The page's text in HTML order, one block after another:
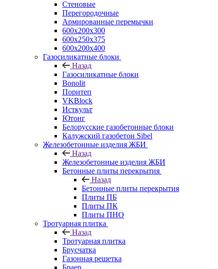
Стеновые
Перегородочные
Армированные перемычки
600х200х300
600х250х375
600х200х400
Газосиликатные блоки
Назад
Газосиликатные блоки
Bonolit
Поритеп
VKBlock
Исткульт
Ютонг
Белорусские газобетонные блоки
Калужский газобетон Sibel
Железобетонные изделия ЖБИ
Назад
Железобетонные изделия ЖБИ
Бетонные плиты перекрытия
Назад
Бетонные плиты перекрытия
Плиты ПБ
Плиты ПК
Плиты ПНО
Тротуарная плитка
Назад
Тротуарная плитка
Брусчатка
Газонная решетка
Браер